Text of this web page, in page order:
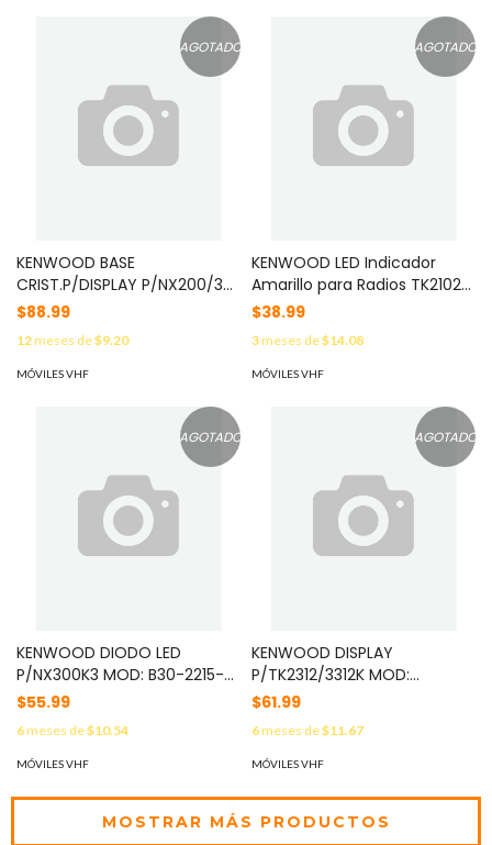
AGOTADO
KENWOOD BASE
CRIST.P/DISPLAY P/NX200/30
MOD: B11-1854-02
$88.99
12meses de$9.20
MÓVILES VHF
AGOTADO
KENWOOD LED Indicador
Amarillo para Radios TK2102K
MOD: B30-2157-05
$38.99
3meses de$14.08
MÓVILES VHF
AGOTADO
KENWOOD DIODO LED
P/NX300K3 MOD: B30-2215-
05
$55.99
6meses de$10.54
MÓVILES VHF
AGOTADO
KENWOOD DISPLAY
P/TK2312/3312K MOD:
B38093505
$61.99
6meses de$11.67
MÓVILES VHF
MOSTRAR MÁS PRODUCTOS